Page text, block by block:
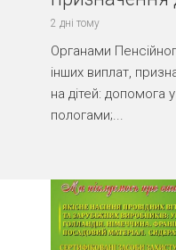
2 дні тому
Органами
інших виплат,
на дітей: допомога
пологами;...